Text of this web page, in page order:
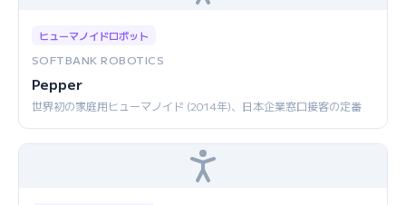
ヒューマノイドロボット
SOFTBANK ROBOTICS
Pepper
世界初の家庭用ヒューマノイド (2014年)、日本企業窓口接客の定番